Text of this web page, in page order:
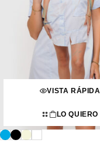
VISTA RÁPIDA
LO QUIERO